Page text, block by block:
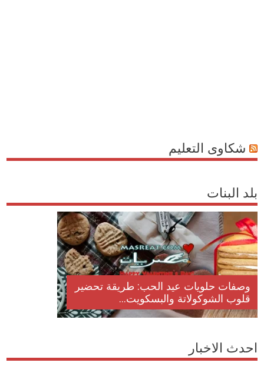
شكاوى التعليم
بلد البنات
وصفات حلويات عيد الحب: طريقة تحضير
قلوب الشوكولاتة والبسكويت...
احدث الاخبار